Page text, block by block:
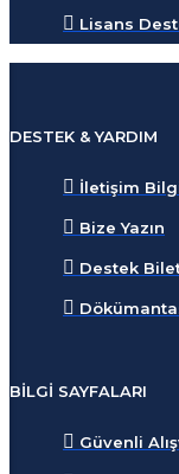
Lisans
DESTEK & YARDIM
İletişim
Bize Yazın
Destek
BILGI SAYFALARI
Güvenli